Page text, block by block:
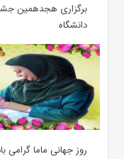
برگزاری هجدهمین
دانشگاه
روز جهانی ماما گرامی